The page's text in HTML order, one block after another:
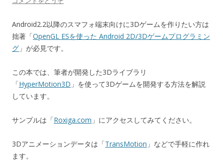
Android2.2以降のスマフォ端末向けに3Dゲームを作りたい方は
拙著「OpenGL ESを使った Android 2D/3Dゲームプログラミン
グ 」が必見です。
この本では、筆者が開発した3Dライブラリ
「HyperMotion3D 」を使って3Dゲームを開発する方法を解説
しています。
サンプルは「Roxiga.com 」にアクセスしてみてください。
3Dアニメーションデータは「TransMotion 」などで手軽に作れ
ます。